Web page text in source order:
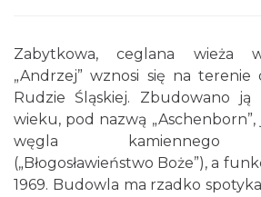
Zabytkowa, ceglana wieża
„Andrzej” wznosi się na
Rudzie Śląskiej. Zbudowano
wieku, pod nazwą
węgla kamiennego
(„Błogosławieństwo Boże”), a
1969. Budowla ma rzadko